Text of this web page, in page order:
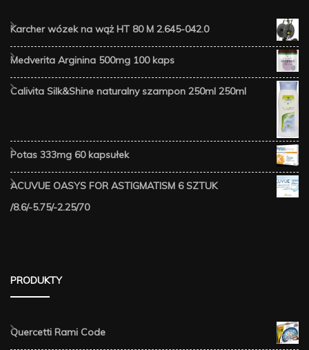
Karcher wózek na wąż HT 80 M 2.645-042.0
Medverita Arginina 500mg 100 kaps
Calivita Silk&Shine naturalny szampon 250ml 250ml
Potas 333mg 60 kapsułek
ACUVUE OASYS FOR ASTIGMATISM 6 SZTUK
/8.6/-5.75/-2.25/70
PRODUKTY
Quercetti Rami Code